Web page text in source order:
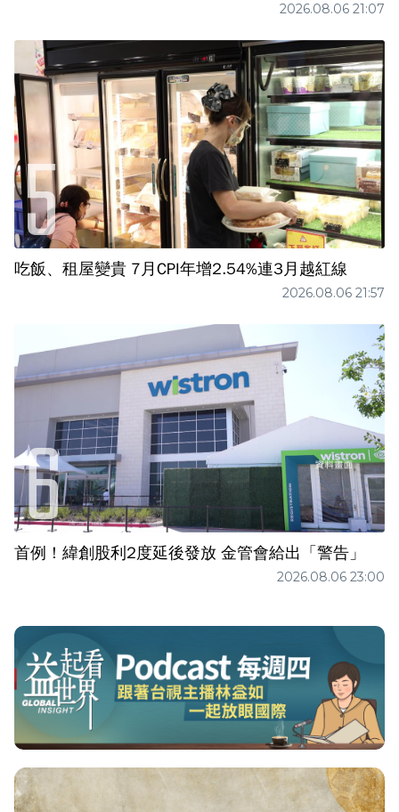
2026.08.06 21:07
吃飯、租屋變貴 7月CPI年增2.54%連3月越紅線
2026.08.06 21:57
首例！緯創股利2度延後發放 金管會給出「警告」
2026.08.06 23:00